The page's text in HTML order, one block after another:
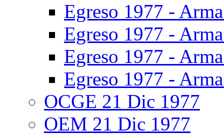
Egreso 1977 -
Egreso 1977 -
Egreso 1977 -
Egreso 1977 -
OCGE 21 Dic 1977
OEM 21 Dic 1977